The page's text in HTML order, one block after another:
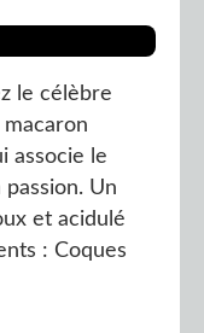
le célèbre
associe le
Un
et acidulé
: Coques